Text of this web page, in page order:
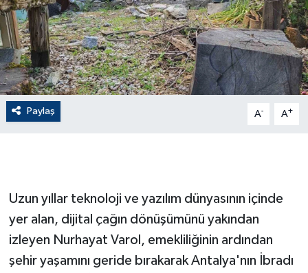
Paylaş A- A+
Uzun yıllar teknoloji ve yazılım dünyasının içinde
yer alan, dijital çağın dönüşümünü yakından
izleyen Nurhayat Varol, emekliliğinin ardından
şehir yaşamını geride bırakarak Antalya'nın İbradı
Finans
Flaş Haber
Gayrimenkul
GENEL
HABERDE İNSAN